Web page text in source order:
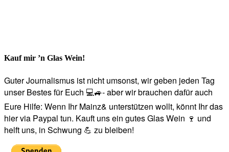
Kauf mir ’n Glas Wein!
Guter Journalismus ist nicht umsonst, wir geben jeden Tag
unser Bestes für Euch 💻🚙- aber wir brauchen dafür auch
Eure Hilfe: Wenn Ihr Mainz& unterstützen wollt, könnt Ihr das
hier via Paypal tun. Kauft uns ein gutes Glas Wein 🍷 und
helft uns, in Schwung 💪 zu bleiben!